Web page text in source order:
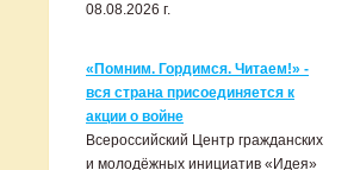
08.08.2026 г.
«Помним. Гордимся. Читаем!» -
вся страна присоединяется к
акции о войне
Всероссийский Центр гражданских
и молодёжных инициатив «Идея»